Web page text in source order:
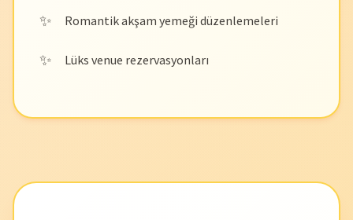
Romantik akşam yemeği düzenlemeleri
Lüks venue rezervasyonları